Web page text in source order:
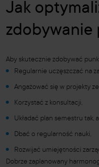
Jak
zdobywanie
Aby skutecznie zdobywać
Regularnie uczęszczać na
Angażować się w projekty
Korzystać z konsultacji,
Układać plan semestru tak,
Dbać o regularność nauki,
Rozwijać umiejętności
Dobrze zaplanowany